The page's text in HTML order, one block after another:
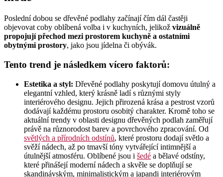
Poslední dobou se dřevěné podlahy začínají čím dál častěji
objevovat coby oblíbená volba i v kuchyních, jelikož vizuálně
propojují přechod mezi prostorem kuchyně a ostatními
obytnými prostory, jako jsou jídelna či obývák.
Tento trend je následkem vícero faktorů:
Estetika a styl: Dřevěné podlahy poskytují domovu útulný a
elegantní vzhled, který krásně ladí s různými styly
interiérového designu. Jejich přirozená krása a pestrost vzorů
dodávají každému prostoru osobitý charakter. Kromě toho se
aktuální trendy v oblasti designu dřevěných podlah zaměřují
právě na různorodost barev a povrchového zpracování. Od
světlých a přírodních odstínů, které prostoru dodají světlo a
svěží nádech, až po tmavší tóny vytvářející intimnější a
útulnější atmosféru. Oblíbené jsou i šedé a bělavé odstíny,
které přinášejí moderní nádech a skvěle se doplňují se
skandinávským, minimalistickým a japandi interiérovým